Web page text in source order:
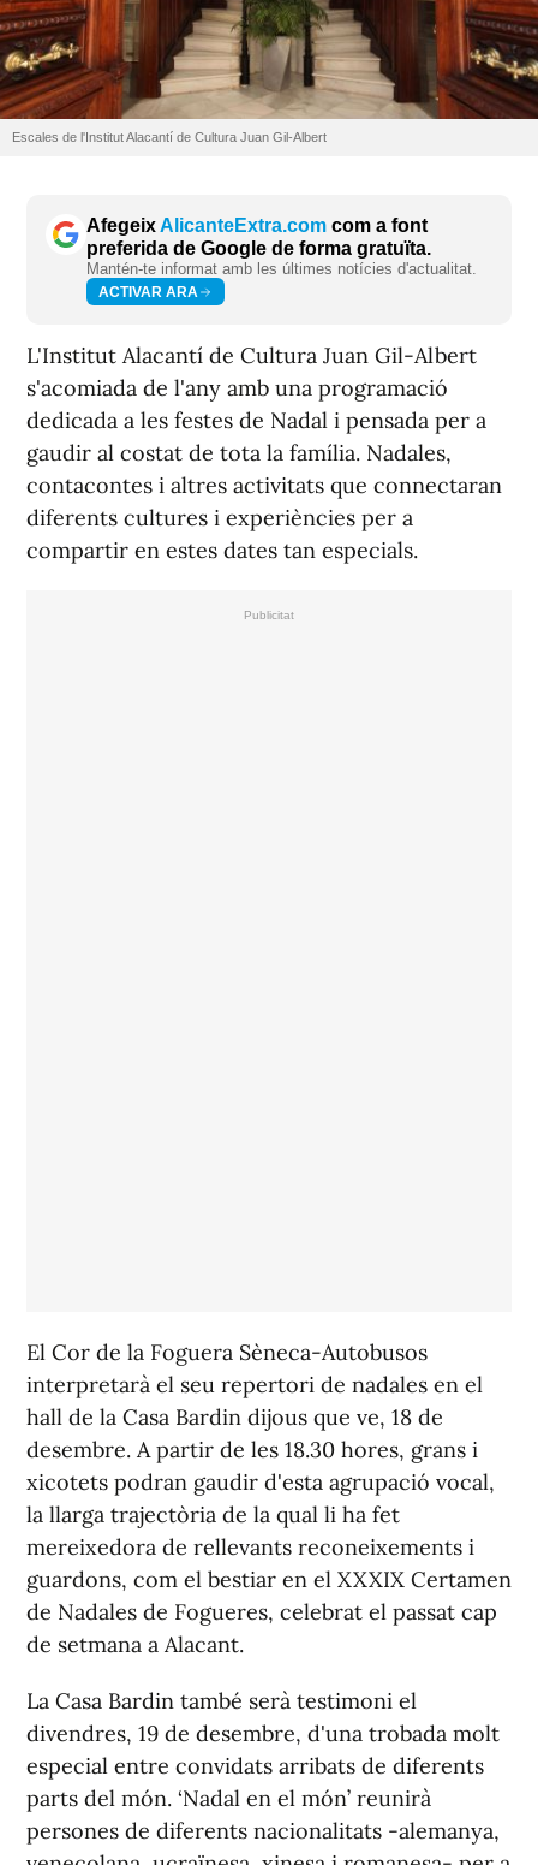
Escales de l'Institut Alacantí de Cultura Juan Gil-Albert
AfegeixAlicanteExtra.com com a font
preferida de Google de forma gratuïta.
Mantén-te informat amb les últimes notícies d'actualitat.
ACTIVAR ARA
L'Institut Alacantí de Cultura Juan Gil-Albert
s'acomiada de l'any amb una programació
dedicada a les festes de Nadal i pensada per a
gaudir al costat de tota la família. Nadales,
contacontes i altres activitats que connectaran
diferents cultures i experiències per a
compartir en estes dates tan especials.
El Cor de la Foguera Sèneca-Autobusos
interpretarà el seu repertori de nadales en el
hall de la Casa Bardin dijous que ve, 18 de
desembre. A partir de les 18.30 hores, grans i
xicotets podran gaudir d'esta agrupació vocal,
la llarga trajectòria de la qual li ha fet
mereixedora de rellevants reconeixements i
guardons, com el bestiar en el XXXIX Certamen
de Nadales de Fogueres, celebrat el passat cap
de setmana a Alacant.
La Casa Bardin també serà testimoni el
divendres, 19 de desembre, d'una trobada molt
especial entre convidats arribats de diferents
parts del món. ‘Nadal en el món’ reunirà
persones de diferents nacionalitats -alemanya,